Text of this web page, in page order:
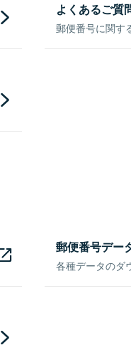
よくあるご質
郵便番号に関す
郵便番号デー
各種データのダ